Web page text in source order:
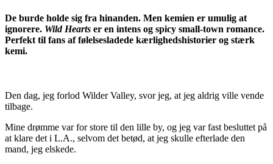
De burde holde sig fra hinanden. Men kemien er umulig at
ignorere. Wild Hearts er en intens og spicy small-town romance.
Perfekt til fans af følelsesladede kærlighedshistorier og stærk
kemi.
Den dag, jeg forlod Wilder Valley, svor jeg, at jeg aldrig ville vende
tilbage.
Mine drømme var for store til den lille by, og jeg var fast besluttet på
at klare det i L.A., selvom det betød, at jeg skulle efterlade den
mand, jeg elskede.